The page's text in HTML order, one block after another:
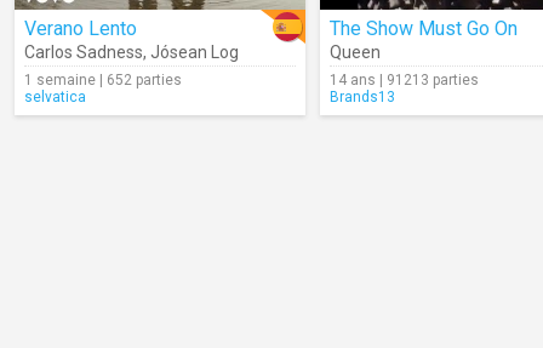
Verano Lento
Carlos Sadness, Jósean Log
1 semaine | 652 parties
selvatica
The Show Must Go On
Queen
14 ans | 91213 parties
Brands13